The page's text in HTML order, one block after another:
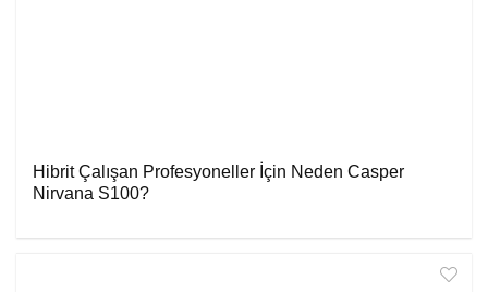
Hibrit Çalışan Profesyoneller İçin Neden Casper
Nirvana S100?